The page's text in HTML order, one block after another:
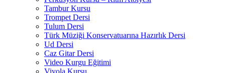
Tambur Kursu
Trompet Dersi
Tulum Dersi
Türk Müziği Konservatuarına Hazırlık Dersi
Ud Dersi
Caz Gitar Dersi
Video Kurgu Eğitimi
Viyola Kursu